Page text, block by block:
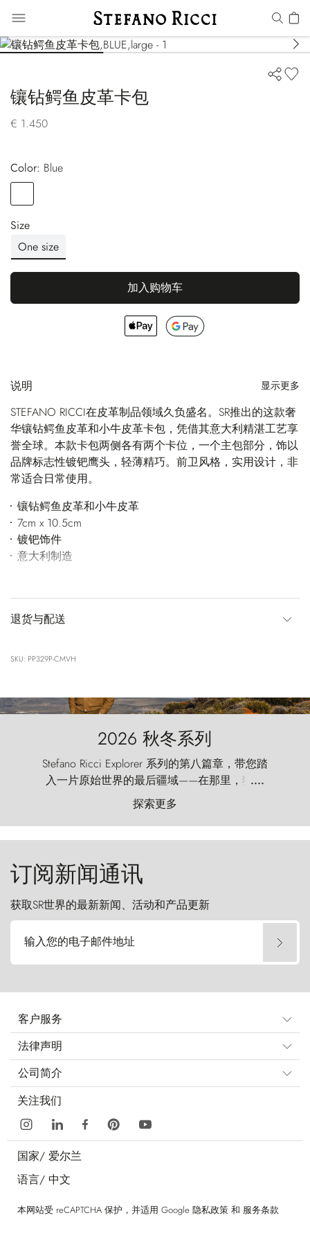
镶钻鳄鱼皮革卡包
€ 1.450
Color:
blue
Size
One size
加入购物车
说明 显示更多
STEFANO RICCI在皮革制品领域久负盛名。SR推出的这款奢
华镶钻鳄鱼皮革和小牛皮革卡包，凭借其意大利精湛工艺享
誉全球。本款卡包两侧各有两个卡位，一个主包部分，饰以
品牌标志性镀钯鹰头，轻薄精巧。前卫风格，实用设计，非
常适合日常使用。
镶钻鳄鱼皮革和小牛皮革
7cm x 10.5cm
镀钯饰件
意大利制造
退货与配送
SKU: PP329P-CMVH
2026 秋冬系列
Stefano Ricci Explorer 系列的第八篇章，带您踏
入一片原始世界的最后疆域——在那里，狂风
以远古的怒号雕琢着自然，而百内塔（Torres
del Paine）则宛如石砌的哨兵，傲然向苍穹发
起挑战。
....
探索更多
订阅新闻通讯
获取SR世界的最新新闻、活动和产品更新
输入您的电子邮件地址
客户服务
法律声明
公司简介
关注我们
国家/ 爱尔兰
语言/ 中文
本网站受 reCAPTCHA 保护，并适用 Google 隐私政策 和 服务条款